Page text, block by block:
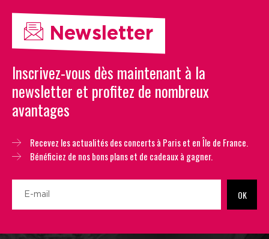
Newsletter
Inscrivez-vous dès maintenant à la
newsletter et profitez de nombreux
avantages
Recevez les actualités des concerts à Paris et en Île de France.
Bénéficiez de nos bons plans et de cadeaux à gagner.
OK